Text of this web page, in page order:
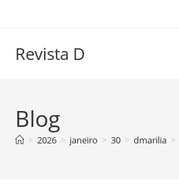
conteúdo
Revista D
Blog
> 2026 > janeiro > 30 > dmarilia >